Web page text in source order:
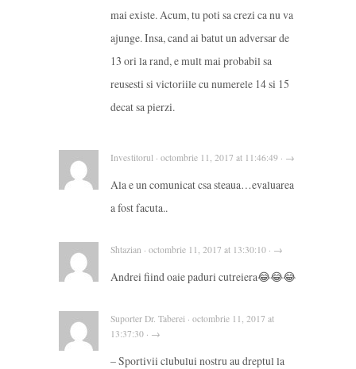
mai existe. Acum, tu poti sa crezi ca nu va
ajunge. Insa, cand ai batut un adversar de
13 ori la rand, e mult mai probabil sa
reusesti si victoriile cu numerele 14 si 15
decat sa pierzi.
Investitorul · octombrie 11, 2017 at 11:46:49 · →
Ala e un comunicat csa steaua…evaluarea
a fost facuta..
Shtazian · octombrie 11, 2017 at 13:30:10 · →
Andrei fiind oaie paduri cutreiera😂😂😂
Suporter Dr. Taberei · octombrie 11, 2017 at
13:37:30 · →
– Sportivii clubului nostru au dreptul la